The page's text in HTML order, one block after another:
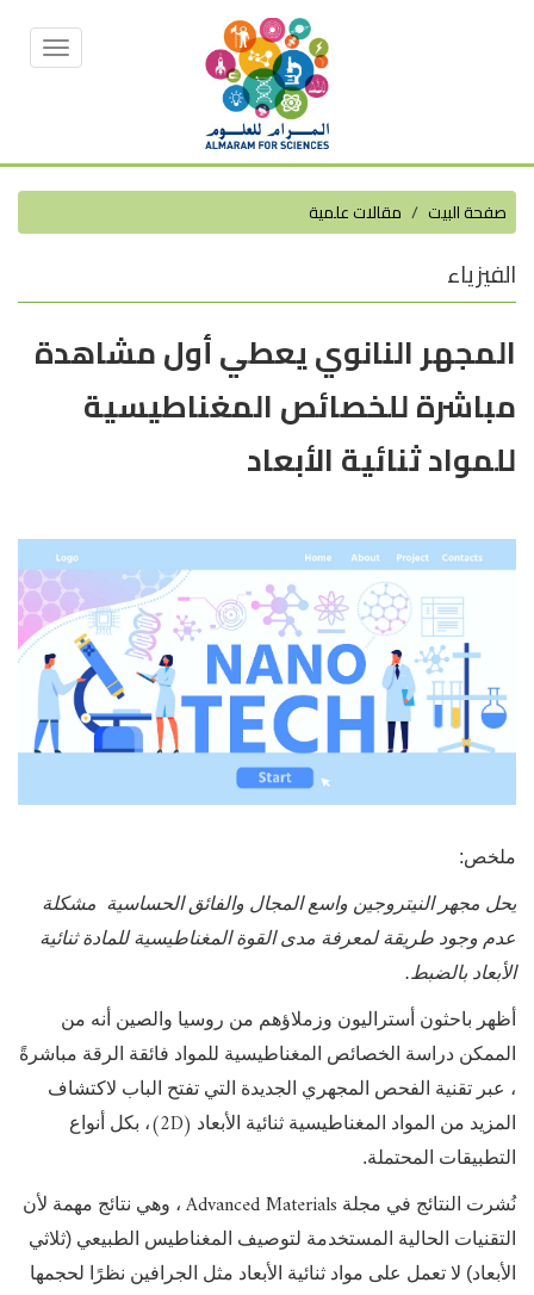
Toggle
صفحة البيت مقالات علمية
الفيزياء
المجهر النانوي يعطي أول مشاهدة
مباشرة للخصائص المغناطيسية
للمواد ثنائية الأبعاد
ملخص:
يحل مجهر النيتروجين واسع المجال والفائق الحساسية مشكلة
عدم وجود طريقة لمعرفة مدى القوة المغناطيسية للمادة ثنائية
الأبعاد بالضبط.
أظهر باحثون أستراليون وزملاؤهم من روسيا والصين أنه من
الممكن دراسة الخصائص المغناطيسية للمواد فائقة الرقة مباشرةً
، عبر تقنية الفحص المجهري الجديدة التي تفتح الباب لاكتشاف
المزيد من المواد المغناطيسية ثنائية الأبعاد (2D)، بكل أنواع
التطبيقات المحتملة.
نُشرت النتائج في مجلة Advanced Materials ، وهي نتائج مهمة لأن
التقنيات الحالية المستخدمة لتوصيف المغناطيس الطبيعي (ثلاثي
الأبعاد) لا تعمل على مواد ثنائية الأبعاد مثل الجرافين نظرًا لحجمها